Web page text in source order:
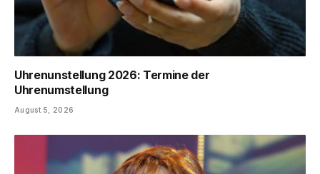
Uhrenunstellung 2026: Termine der
Uhrenumstellung
August 5, 2026